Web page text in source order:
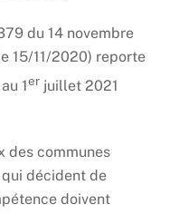
du 14 novembre
15/11/2020) reporte
1er juillet 2021
des communes
décident de
doivent